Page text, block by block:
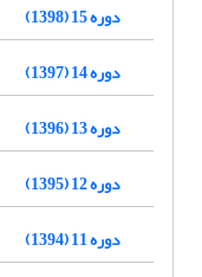
دوره 15 (1398)
دوره 14 (1397)
دوره 13 (1396)
دوره 12 (1395)
دوره 11 (1394)